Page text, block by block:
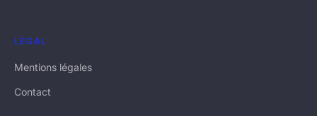
LÉGAL
Mentions légales
Contact